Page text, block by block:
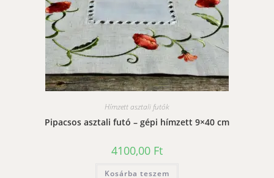
Hímzett asztali futók
Pipacsos asztali futó – gépi hímzett 9×40 cm
4100,00 Ft
Kosárba teszem